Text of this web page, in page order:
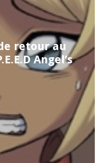
retour au
Angel’s